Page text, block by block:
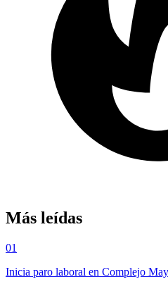
Más leídas
01
Inicia paro laboral en Complejo